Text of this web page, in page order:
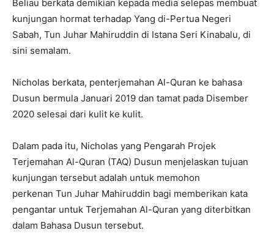
Beliau berkata demikian kepada media selepas membuat
kunjungan hormat terhadap Yang di-Pertua Negeri
Sabah, Tun Juhar Mahiruddin di Istana Seri Kinabalu, di
sini semalam.
Nicholas berkata, penterjemahan Al-Quran ke bahasa
Dusun bermula Januari 2019 dan tamat pada Disember
2020 selesai dari kulit ke kulit.
Dalam pada itu, Nicholas yang Pengarah Projek
Terjemahan Al-Quran (TAQ) Dusun menjelaskan tujuan
kunjungan tersebut adalah untuk memohon
perkenan Tun Juhar Mahiruddin bagi memberikan kata
pengantar untuk Terjemahan Al-Quran yang diterbitkan
dalam Bahasa Dusun tersebut.